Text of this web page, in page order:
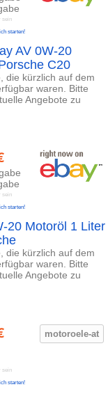
sein
starten!
AV 0W-20
C20
die kürzlich auf dem
waren. Bitte
Angebote zu
sein
starten!
20 Motoröl 1 Liter
die kürzlich auf dem
waren. Bitte
Angebote zu
motoroele-at
sein
starten!